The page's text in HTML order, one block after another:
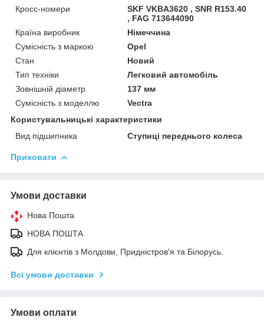
Кросс-номери
SKF VKBA3620 , SNR R153.40
, FAG 713644090
Країна виробник
Німеччина
Сумісність з маркою
Opel
Стан
Новий
Тип техніки
Легковий автомобіль
Зовнішній діаметр
137 мм
Сумісність з моделлю
Vectra
Користувальницькі характеристики
Вид підшипника
Ступиці переднього колеса
Приховати
Умови доставки
Нова Пошта
НОВА ПОШТА
Для клієнтів з Молдови, Придністров'я та Білорусь.
Всі умови доставки
Умови оплати